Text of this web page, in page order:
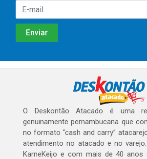
O Deskontão Atacado é uma
genuinamente pernambucana que
no formato “cash and carry”
atendimento no atacado e no
KarneKeijo e com mais de 40 anos